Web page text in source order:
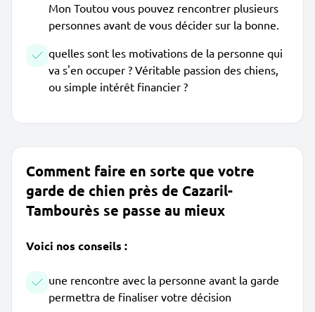
Mon Toutou vous pouvez rencontrer plusieurs
personnes avant de vous décider sur la bonne.
quelles sont les motivations de la personne qui
va s'en occuper ? Véritable passion des chiens,
ou simple intérêt financier ?
Comment faire en sorte que votre
garde de chien près de Cazaril-
Tambourès se passe au mieux
Voici nos conseils :
une rencontre avec la personne avant la garde
permettra de finaliser votre décision